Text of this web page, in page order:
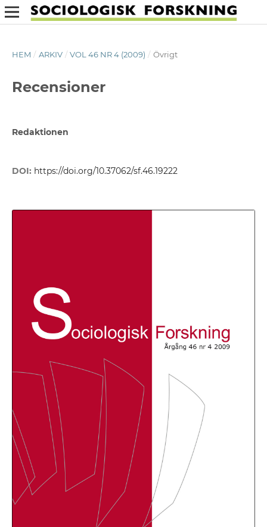
HEM / ARKIV / VOL 46 NR 4 (2009) / Övrigt
Recensioner
Redaktionen
DOI: https://doi.org/10.37062/sf.46.19222